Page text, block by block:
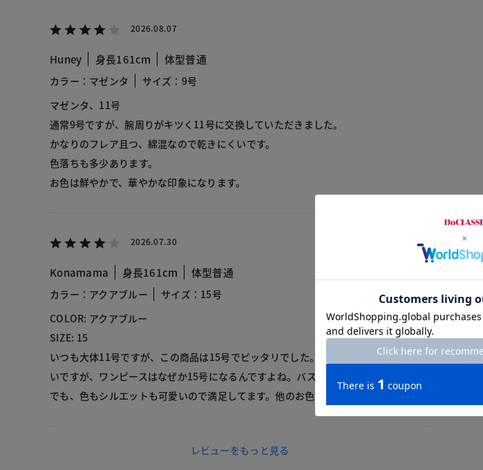
2026.08.07
Huney 身長161cm 体型普通
カラー：マゼンタ
サイズ：9号
マゼンタ、11号
通常9号ですが、腕周りがキツく11号に交換していただきました。
かなりのフレア且つ、綿混なので乾きにくいです。
色落ちも多少あります。
お色は鮮やかで、華やかな印象になります。
2026.07.30
Konamama 身長161cm 体型普通
カラー：アクアブルー
サイズ：15号
COLOR: アクアブルー
SIZE: 15
いつも大体11号ですが、この商品は15号でピッタリでした。こちらの商品だけではな
いですが、ワンピースはなぜか15号になるんですよね。バスト部分が小さいんです。
でも、色もシルエットも可愛いので満足してます。他のお色も購入します。
レビューをもっと見る